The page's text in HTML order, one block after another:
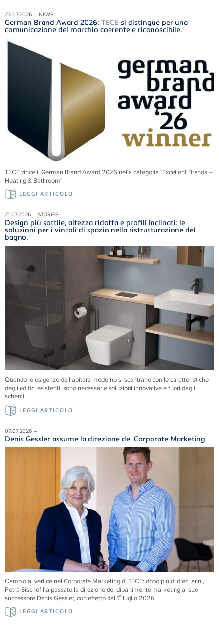
23.07.2026 – NEWS
German Brand Award 2026: TECE si distingue per una
comunicazione del marchio coerente e riconoscibile.
TECE vince il German Brand Award 2026 nella categoria "Excellent Brands –
Heating & Bathroom"
LEGGI ARTICOLO
21.07.2026 – STORIES
Design più sottile, altezza ridotta e profili inclinati: le
soluzioni per i vincoli di spazio nella ristrutturazione del
bagno.
Quando le esigenze dell'abitare moderno si scontrano con le caratteristiche
degli edifici esistenti, sono necessarie soluzioni innovative e fuori dagli
schemi.
LEGGI ARTICOLO
07.07.2026 –
Denis Gessler assume la direzione del Corporate Marketing
Cambio al vertice nel Corporate Marketing di TECE: dopo più di dieci anni,
Petra Bischof ha passato la direzione del dipartimento marketing al suo
successore Denis Gessler, con effetto dal 1° luglio 2026.
LEGGI ARTICOLO